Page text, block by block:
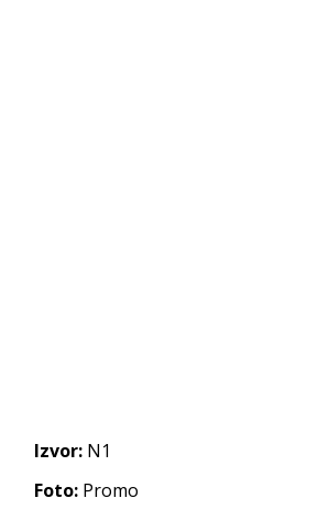
Izvor: N1
Foto: Promo